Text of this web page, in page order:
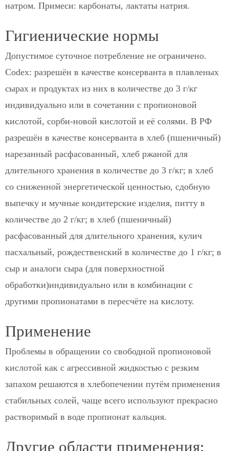
натром. Примеси: карбонаты, лактаты натрия.
Гигиенические нормы
Допустимое суточное потребление не ограничено.
Codex: разрешён в качестве консерванта в плавленых
сырах и продуктах из них в количестве до 3 г/кг
индивидуально или в сочетании с пропионовой
кислотой, сорби-новой кислотой и её солями. В РФ
разрешён в качестве консерванта в хлеб (пшеничный)
нарезанный расфасованный, хлеб ржаной для
длительного хранения в количестве до 3 г/кг; в хлеб
со сниженной энергетической ценностью, сдобную
выпечку и мучные кондитерские изделия, питту в
количестве до 2 г/кг; в хлеб (пшеничный)
расфасованный для длительного хранения, кулич
пасхальный, рождественский в количестве до 1 г/кг; в
сыр и аналоги сыра (для поверхностной
обработки)индивидуально или в комбинации с
другими пропионатами в пересчёте на кислоту.
Применение
Проблемы в обращении со свободной пропионовой
кислотой как с агрессивной жидкостью с резким
запахом решаются в хлебопечении путём применения
стабильных солей, чаще всего используют прекрасно
растворимый в воде пропионат кальция.
Другие области применения: